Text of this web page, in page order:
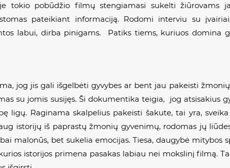
tokio pobūdžio filmų stengiamasi sukelti žiūrovams
pateikiant informaciją. Rodomi interviu su
labui, dirba pinigams. Patiks tiems, kuriuos domina
jog jis gali išgelbėti gyvybes ar bent jau pakeisti
su jomis susijęs. Ši dokumentika teigia, jog atsisakius
ligų. Raginama skalpelius pakeisti šakute, tai yra,
istorijų iš paprastų žmonių gyvenimų, rodomas jų
malonūs, bet sukelia emocijas. Tiesa, daugybė mitybos
istorijos primena pasakas labiau nei mokslinį filmą.